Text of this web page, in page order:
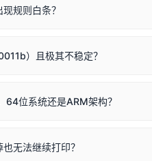
动包）：
属于同系列，官方驱动名称通常
系列，官方驱动名称通常显示为
同系列，官方驱动名称通常显示为
板，原稿朝下放置在玻璃面板上
故障。重装驱动无法解决，建议联
检查并取消勾选「脱机使用打印
规则白条？
尽、硒鼓寿命终结；喷墨打印机
）且极其不稳定？
或有线网络打印？（此连接模
按键；
位系统还是ARM架构？
型。
无法继续打印？